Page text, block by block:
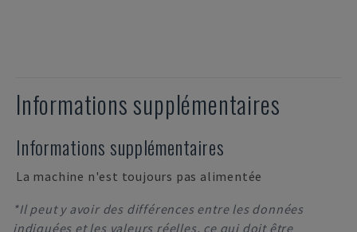
Informations supplémentaires
Informations supplémentaires
La machine n'est toujours pas alimentée
*Il peut y avoir des différences entre les données
indiquées et les valeurs réelles, ce qui doit être